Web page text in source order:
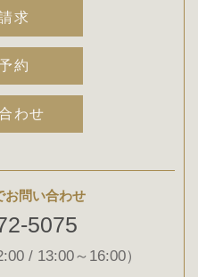
求
約
わせ
お問い合わせ
5075
/ 13:00～16:00）